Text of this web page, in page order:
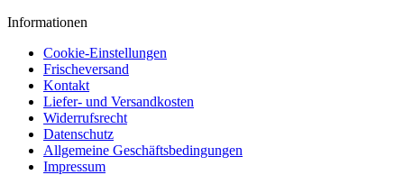
Informationen
Cookie-Einstellungen
Frischeversand
Kontakt
Liefer- und Versandkosten
Widerrufsrecht
Datenschutz
Allgemeine Geschäftsbedingungen
Impressum